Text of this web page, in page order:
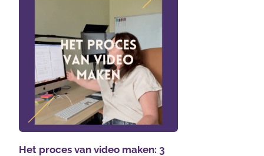
Het proces van video maken: 3